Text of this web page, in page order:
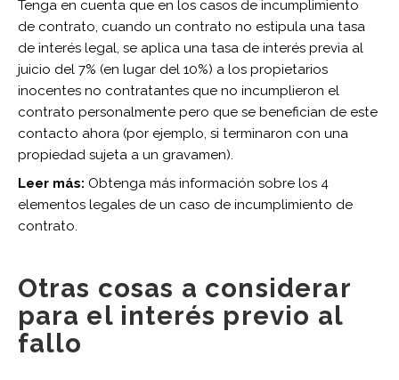
Tenga en cuenta que en los casos de incumplimiento
de contrato, cuando un contrato no estipula una tasa
de interés legal, se aplica una tasa de interés previa al
juicio del 7% (en lugar del 10%) a los propietarios
inocentes no contratantes que no incumplieron el
contrato personalmente pero que se benefician de este
contacto ahora (por ejemplo, si terminaron con una
propiedad sujeta a un gravamen).
Leer más: Obtenga más información sobre los 4
elementos legales de un caso de incumplimiento de
contrato.
Otras cosas a considerar
para el interés previo al
fallo